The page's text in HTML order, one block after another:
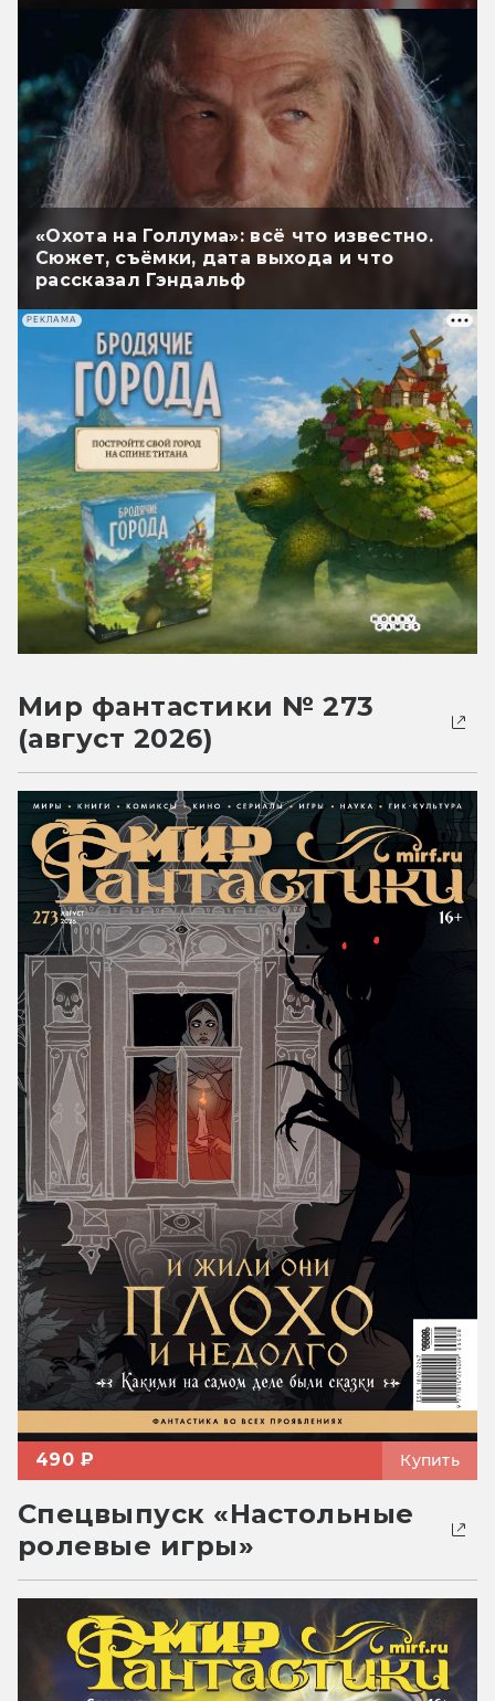
«Охота на Голлума»: всё что известно.
Сюжет, съёмки, дата выхода и что
рассказал Гэндальф
РЕКЛАМА
Мир фантастики № 273
(август 2026)
490 ₽ Купить
Спецвыпуск «Настольные
ролевые игры»